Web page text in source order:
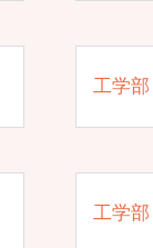
工学
工学